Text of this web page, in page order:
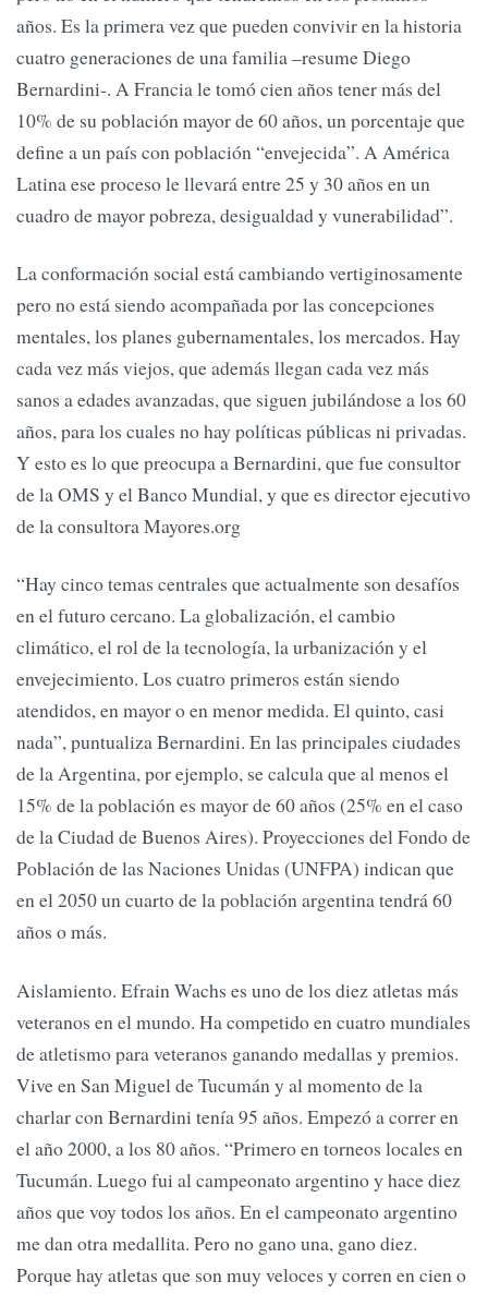
años. Es la primera vez que pueden convivir en la historia
cuatro generaciones de una familia –resume Diego
Bernardini-. A Francia le tomó cien años tener más del
10% de su población mayor de 60 años, un porcentaje que
define a un país con población “envejecida”. A América
Latina ese proceso le llevará entre 25 y 30 años en un
cuadro de mayor pobreza, desigualdad y vunerabilidad”.
La conformación social está cambiando vertiginosamente
pero no está siendo acompañada por las concepciones
mentales, los planes gubernamentales, los mercados. Hay
cada vez más viejos, que además llegan cada vez más
sanos a edades avanzadas, que siguen jubilándose a los 60
años, para los cuales no hay políticas públicas ni privadas.
Y esto es lo que preocupa a Bernardini, que fue consultor
de la OMS y el Banco Mundial, y que es director ejecutivo
de la consultora Mayores.org
“Hay cinco temas centrales que actualmente son desafíos
en el futuro cercano. La globalización, el cambio
climático, el rol de la tecnología, la urbanización y el
envejecimiento. Los cuatro primeros están siendo
atendidos, en mayor o en menor medida. El quinto, casi
nada”, puntualiza Bernardini. En las principales ciudades
de la Argentina, por ejemplo, se calcula que al menos el
15% de la población es mayor de 60 años (25% en el caso
de la Ciudad de Buenos Aires). Proyecciones del Fondo de
Población de las Naciones Unidas (UNFPA) indican que
en el 2050 un cuarto de la población argentina tendrá 60
años o más.
Aislamiento. Efrain Wachs es uno de los diez atletas más
veteranos en el mundo. Ha competido en cuatro mundiales
de atletismo para veteranos ganando medallas y premios.
Vive en San Miguel de Tucumán y al momento de la
charlar con Bernardini tenía 95 años. Empezó a correr en
el año 2000, a los 80 años. “Primero en torneos locales en
Tucumán. Luego fui al campeonato argentino y hace diez
años que voy todos los años. En el campeonato argentino
me dan otra medallita. Pero no gano una, gano diez.
Porque hay atletas que son muy veloces y corren en cien o